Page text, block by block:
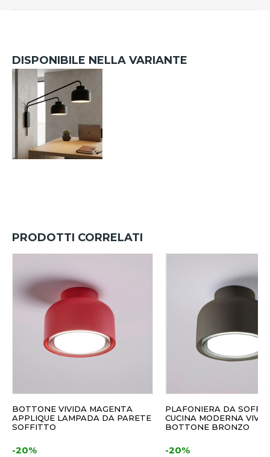
DISPONIBILE NELLA VARIANTE
PRODOTTI CORRELATI
BOTTONE VIVIDA MAGENTA
APPLIQUE LAMPADA DA PARETE
SOFFITTO
-20%
PLAFONIERA DA
CUCINA MODERNA
BOTTONE BRONZO
-20%